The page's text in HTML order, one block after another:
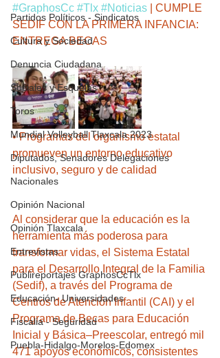
Partidos Políticos - Sindicatos
Cultura y Sociedad
Denuncia Ciudadana
Sociales y Esquelas
Toros
Mundial Volleyball Tlaxcala 2023
Diputados, Senadores Delegaciones
Nacionales
Opinión Nacional
Opinión Tlaxcala
Entrevistas
Publireportajes GraphosCcTlx
Educación- Universidades
Fiscalia - Seguridad
Puebla-Hidalgo-Morelos-Edomex
#GraphosCc #Tlx #Noticias | CUMPLE
SEDIF CON LA PRIMERA INFANCIA:
ENTREGA BECAS
• Programas del organismo estatal
promueven un entorno educativo
inclusivo, seguro y de calidad
Al considerar que la educación es la
herramienta más poderosa para
transformar vidas, el Sistema Estatal
para el Desarrollo Integral de la Familia
(Sedif), a través del Programa de
Centros de Atención Infantil (CAI) y el
Programa de Becas para Educación
Inicial y Básica–Preescolar, entregó mil
471 apoyos económicos, consistentes